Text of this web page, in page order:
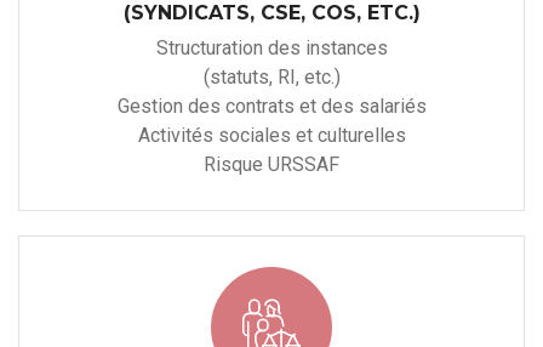
(SYNDICATS, CSE, COS, ETC.)
Structuration des instances
(statuts, RI, etc.)
Gestion des contrats et des salariés
Activités sociales et culturelles
Risque URSSAF